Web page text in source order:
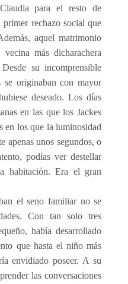
para el resto de
primer rechazo social que
aquel matrimonio
más dicharachera
su incomprensible
se originaban con mayor
deseado. Los días
en las que los Jackes
en los que la luminosidad
apenas unos segundos, o
podías ver destellar
habitación. Era el gran
el seno familiar no se
Con tan solo tres
había desarrollado
que hasta el niño más
envidiado poseer. A su
las conversaciones